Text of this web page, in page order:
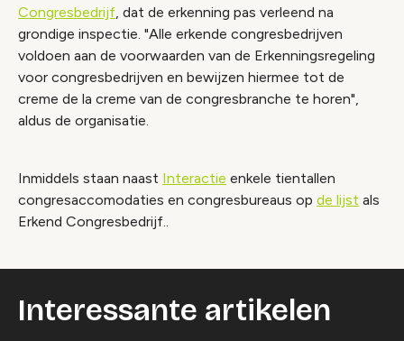
Congresbedrijf, dat de erkenning pas verleend na
grondige inspectie. "Alle erkende congresbedrijven
voldoen aan de voorwaarden van de Erkenningsregeling
voor congresbedrijven en bewijzen hiermee tot de
creme de la creme van de congresbranche te horen",
aldus de organisatie.
Inmiddels staan naast Interactie enkele tientallen
congresaccomodaties en congresbureaus op de lijst als
Erkend Congresbedrijf..
Interessante artikelen